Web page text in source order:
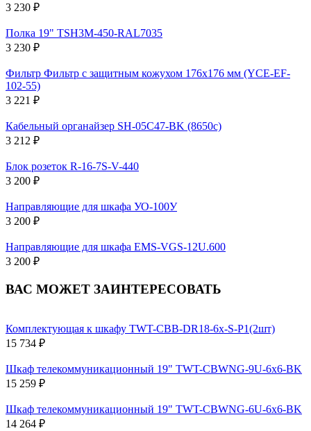
3 230 ₽
Полка 19" TSH3M-450-RAL7035
3 230 ₽
Фильтр Фильтр c защитным кожухом 176x176 мм (YCE-EF-
102-55)
3 221 ₽
Кабельный органайзер SH-05C47-BK (8650c)
3 212 ₽
Блок розеток R-16-7S-V-440
3 200 ₽
Направляющие для шкафа УО-100У
3 200 ₽
Направляющие для шкафа EMS-VGS-12U.600
3 200 ₽
ВАС МОЖЕТ ЗАИНТЕРЕСОВАТЬ
Комплектующая к шкафу TWT-CBB-DR18-6x-S-P1(2шт)
15 734 ₽
Шкаф телекоммуникационный 19" TWT-CBWNG-9U-6x6-BK
15 259 ₽
Шкаф телекоммуникационный 19" TWT-CBWNG-6U-6x6-BK
14 264 ₽